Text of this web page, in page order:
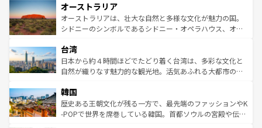
部のニューオーリンズでは、音楽と美食が融合した独特の
文化が魅力。旅行者はアメリカの各地域で異なる魅力を楽
しみながら、その多様性と豊かな歴史を感じることができ
ならではの贅沢な旅のスタイルだ。 なお、新着のアメリカ
情報はコンテンツ一覧を参照してほしい。
ワイ島は見逃せない。また、定番の観光地といえばオアフ
島だが、静かな自然を求めるならマウイ島やカウアイ島が
おすすめ。エメラルドグリーンに輝く海をはじめ、豊かな
れるおもてなしの心で訪れる人々を迎えてくれるハワイの
人々、おいしいローカルフードやハワイアンミュージッ
ク、伝統的なフラダンスなど、すべてがハワイの魅力を彩
ワイを、存分に味わってほしい。 なお、新着のハワイ情報
はコンテンツ一覧を参照してほしい。
オーストラリア
オーストラリアは、壮大な自然と多様な文化が魅力の国。
シドニーのシンボルであるシドニー・オペラハウス、オー
リアリーフや大陸中央部にそびえるウルル（エアーズロッ
ク）、タスマニアの美しい原生林やケアンズの熱帯雨林な
ど、見どころがたくさん。また、カフェやワイン、オージ
いる。アクティビティも充実しており、サーフィンやダイ
ビング、ハイキングなど、アウトドア好きにはたまらな
い。オーストラリアの多彩な魅力を存分に味わいつくそ
台湾
日本から約４時間ほどでたどり着く台湾は、多彩な文化と
自然が織りなす魅力的な観光地。活気あふれる大都市の台
ン）、静ひつな山岳地帯である台湾東部など、都市の喧騒
と山間の静けさが共存しており、訪れる人に新しい発見と
驚きをもたらしてくれる。また、奥深い台湾の食文化も魅
韓国
歴史ある王朝文化が残る一方で、最先端のファッションやK
-POPで世界を席巻している韓国。首都ソウルの宮殿や伝統